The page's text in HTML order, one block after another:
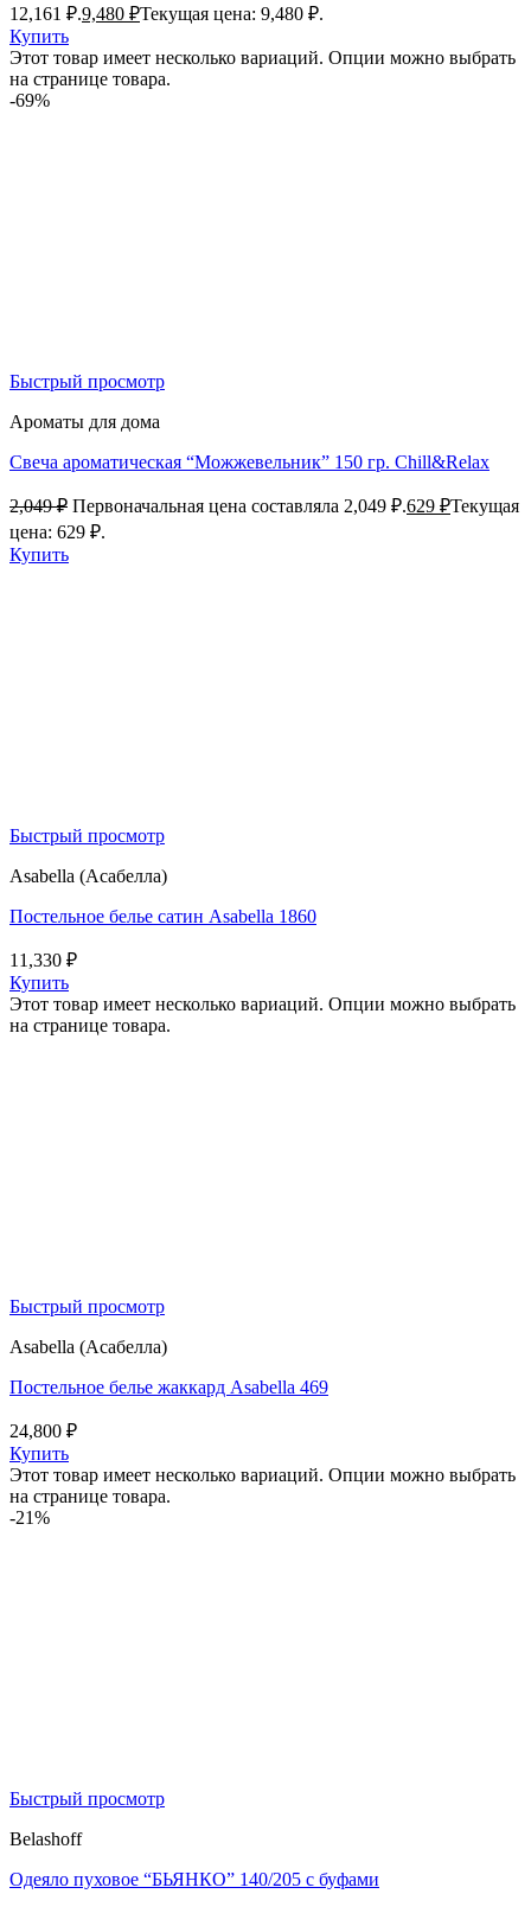
12,161 ₽.9,480 ₽Текущая цена: 9,480 ₽.
Купить
Этот товар имеет несколько вариаций. Опции можно выбрать
на странице товара.
-69%
Быстрый просмотр
Ароматы для дома
Свеча ароматическая “Можжевельник” 150 гр. Chill&Relax
2,049₽ Первоначальная цена составляла 2,049 ₽.629 ₽Текущая
цена: 629 ₽.
Купить
Быстрый просмотр
Asabella (Асабелла)
Постельное белье сатин Asabella 1860
11,330 ₽
Купить
Этот товар имеет несколько вариаций. Опции можно выбрать
на странице товара.
Быстрый просмотр
Asabella (Асабелла)
Постельное белье жаккард Asabella 469
24,800 ₽
Купить
Этот товар имеет несколько вариаций. Опции можно выбрать
на странице товара.
-21%
Быстрый просмотр
Belashoff
Одеяло пуховое “БЬЯНКО” 140/205 с буфами